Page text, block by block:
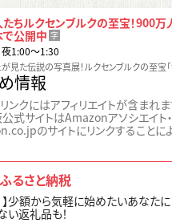
ちルクセンブルクの至宝！900
公開中 字
1:00〜1:30
情報
ンクにはアフィリエイトが含まれま
式サイトはAmazonアソシエイト
のサイトにリンクすることに
るさと納税
】少額から気軽に始めたいあなたに
い返礼品も！